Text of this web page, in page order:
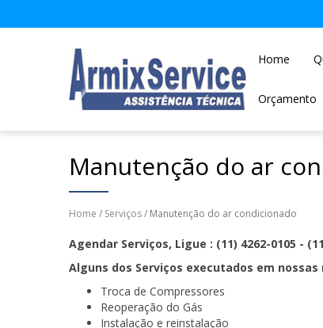
Home
Orçamento
Manutenção do ar
Home / Serviços/ Manutenção do ar condicionado
Agendar Serviços, Ligue : (11) 4262-0105 -
Alguns dos Serviços executados em
Troca de Compressores
Reoperação do Gás
Instalação e reinstalação